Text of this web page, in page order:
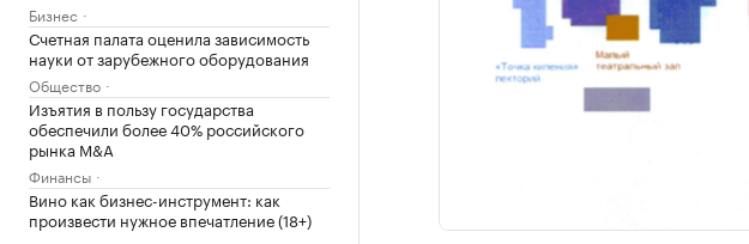
Бизнес
Счетная палата оценила зависимость
науки от зарубежного оборудования
Общество
Изъятия в пользу государства
обеспечили более 40% российского
рынка M&A
Финансы
Вино как бизнес-инструмент: как
произвести нужное впечатление (18+)